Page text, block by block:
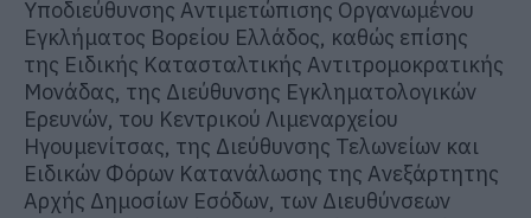
Υποδιεύθυνσης Αντιμετώπισης Οργανωμένου
Εγκλήματος Βορείου Ελλάδος, καθώς επίσης
της Ειδικής Κατασταλτικής Αντιτρομοκρατικής
Μονάδας, της Διεύθυνσης Εγκληματολογικών
Ερευνών, του Κεντρικού Λιμεναρχείου
Ηγουμενίτσας, της Διεύθυνσης Τελωνείων και
Ειδικών Φόρων Κατανάλωσης της Ανεξάρτητης
Αρχής Δημοσίων Εσόδων, των Διευθύνσεων